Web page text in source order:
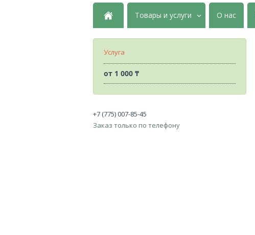
Товары и услуги О нас
Услуга
от 1 000 ₸
+7 (775) 007-85-45
Заказ только по телефону